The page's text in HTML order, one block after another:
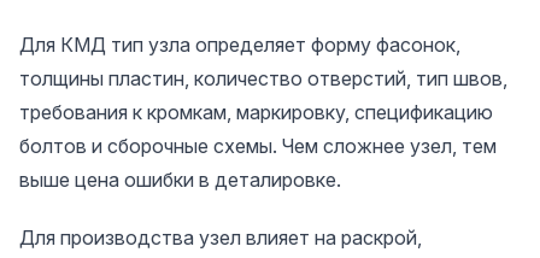
Для КМД тип узла определяет форму фасонок,
толщины пластин, количество отверстий, тип швов,
требования к кромкам, маркировку, спецификацию
болтов и сборочные схемы. Чем сложнее узел, тем
выше цена ошибки в деталировке.
Для производства узел влияет на раскрой,